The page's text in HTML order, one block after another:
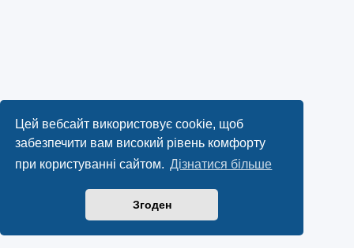
Цей вебсайт використовує cookie, щоб
забезпечити вам високий рівень комфорту
при користуванні сайтом. Дізнатися більше
Згоден